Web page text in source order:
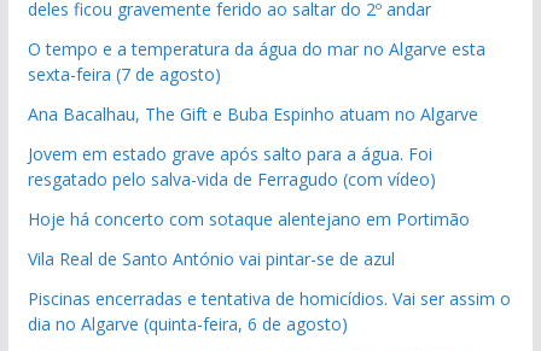
deles ficou gravemente ferido ao saltar do 2º andar
O tempo e a temperatura da água do mar no Algarve esta
sexta-feira (7 de agosto)
Ana Bacalhau, The Gift e Buba Espinho atuam no Algarve
Jovem em estado grave após salto para a água. Foi
resgatado pelo salva-vida de Ferragudo (com vídeo)
Hoje há concerto com sotaque alentejano em Portimão
Vila Real de Santo António vai pintar-se de azul
Piscinas encerradas e tentativa de homicídios. Vai ser assim o
dia no Algarve (quinta-feira, 6 de agosto)